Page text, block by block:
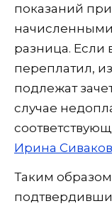
показаний
разница. Если
переплатил,
подлежат
случае
Ирина
Таким